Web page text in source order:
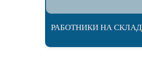
РАБОТНИКИ НА СКЛАД